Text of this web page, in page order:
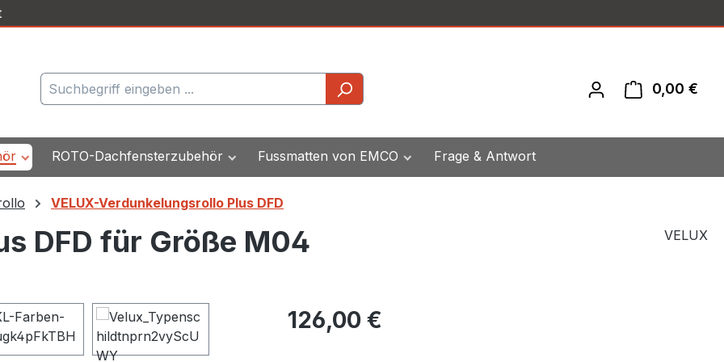
0,00 €
ROTO-Dachfensterzubehör Fussmatten von EMCO Frage & Antwort
VELUX-Verdunkelungsrollo Plus DFD
DFD für Größe M04 VELUX
Regulärer Preis:
126,00 €